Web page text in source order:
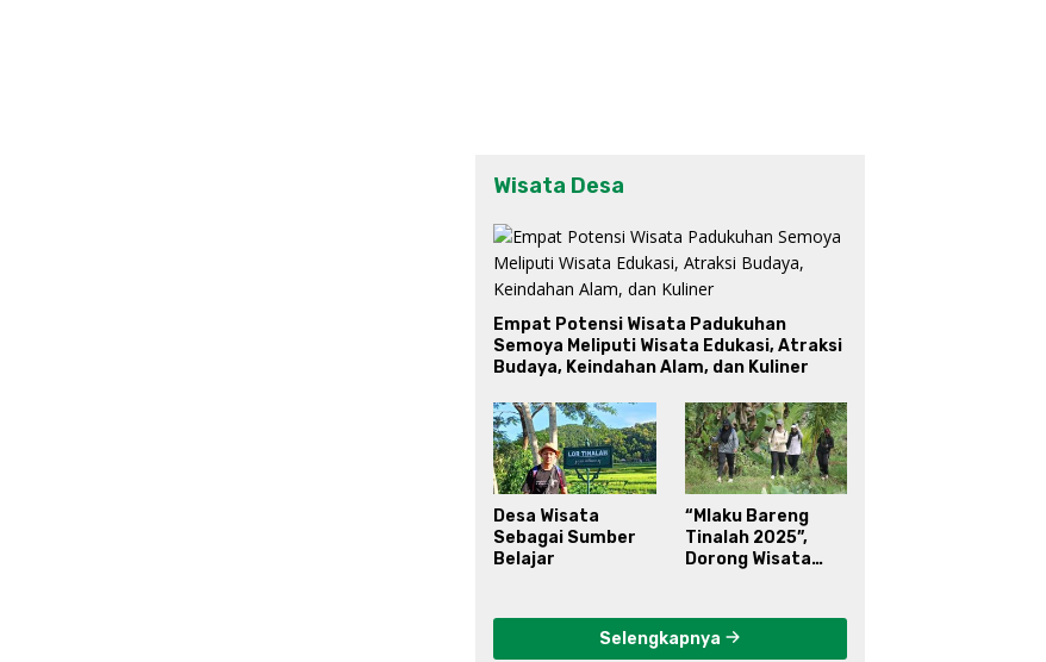
Wisata Desa
Empat Potensi Wisata Padukuhan
Semoya Meliputi Wisata Edukasi, Atraksi
Budaya, Keindahan Alam, dan Kuliner
Desa Wisata
Sebagai Sumber
Belajar
“Mlaku Bareng
Tinalah 2025”,
Dorong Wisata
Selengkapnya